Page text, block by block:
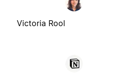
Victoria Rool